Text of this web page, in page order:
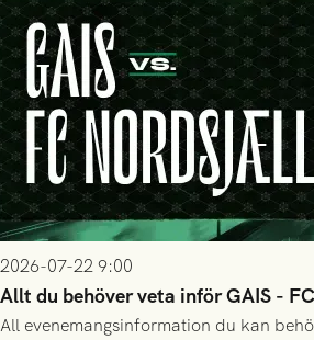
2026-07-22 9:00
Allt du behöver veta inför GAIS -
All evenemangsinformation du kan